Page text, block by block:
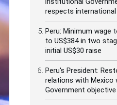
respects
Peru: Minimum wage
to US$384 in two
initial US$30 raise
Peru's President:
relations with Mexico
Government objective